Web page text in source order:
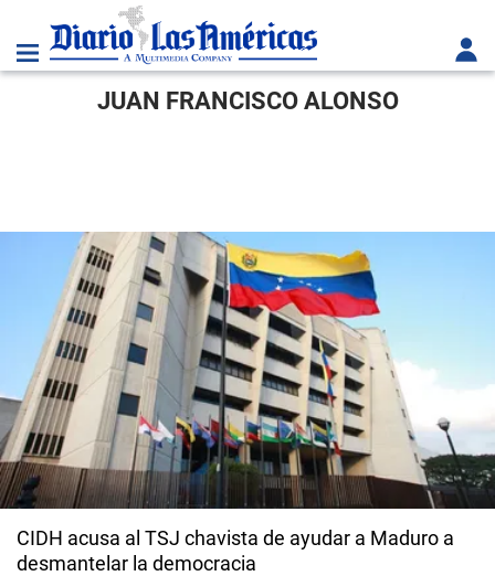
JUAN FRANCISCO ALONSO
CIDH acusa al TSJ chavista de ayudar a Maduro a
desmantelar la democracia